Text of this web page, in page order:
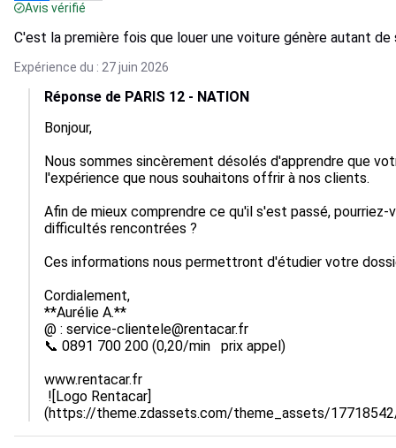
Avis vérifié
C'est la première fois que louer une voiture génère autant
Expérience du : 27 juin 2026
Réponse de PARIS 12 - NATION
Bonjour,
Nous sommes sincèrement désolés d'apprendre que
l'expérience que nous souhaitons offrir à nos clients.
Afin de mieux comprendre ce qu'il s'est passé,
difficultés rencontrées ?
Ces informations nous permettront d'étudier votre
Cordialement,
**Aurélie A.**
@ : service-clientele@rentacar.fr
📞 0891 700 200 (0,20/min   prix appel)
www.rentacar.fr
(https://theme.zdassets.com/theme_assets/